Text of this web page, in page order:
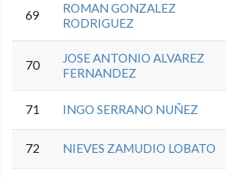
69
ROMAN GONZALEZ
RODRIGUEZ
70
JOSE ANTONIO ALVAREZ
FERNANDEZ
71 INGO SERRANO NUÑEZ
72 NIEVES ZAMUDIO LOBATO